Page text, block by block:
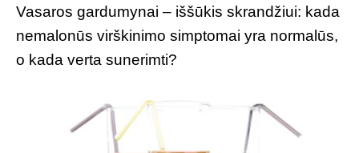
Vasaros gardumynai – iššūkis skrandžiui: kada
nemalonūs virškinimo simptomai yra normalūs,
o kada verta sunerimti?